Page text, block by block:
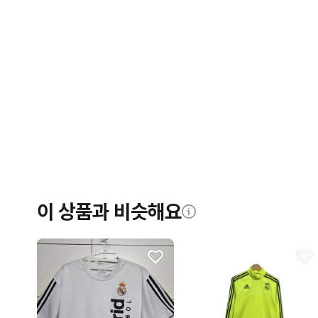
이 상품과 비슷해요